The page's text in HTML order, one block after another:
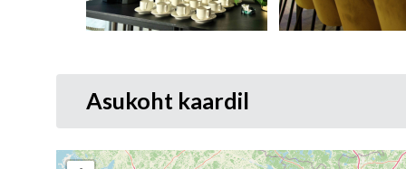
Asukoht kaardil